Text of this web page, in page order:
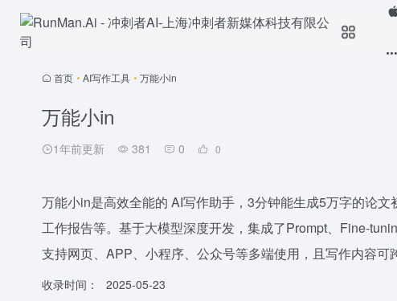
首页 • AI写作工具 • 万能小in
万能小in
1年前更新 381 0 0
万能小in是高效全能的 AI写作助手，3分钟能生成5万字的论文
工作报告等。基于大模型深度开发，集成了Prompt、Fine-
支持网页、APP、小程序、公众号等多端使用，且写作内容
收录时间： 2025-05-23